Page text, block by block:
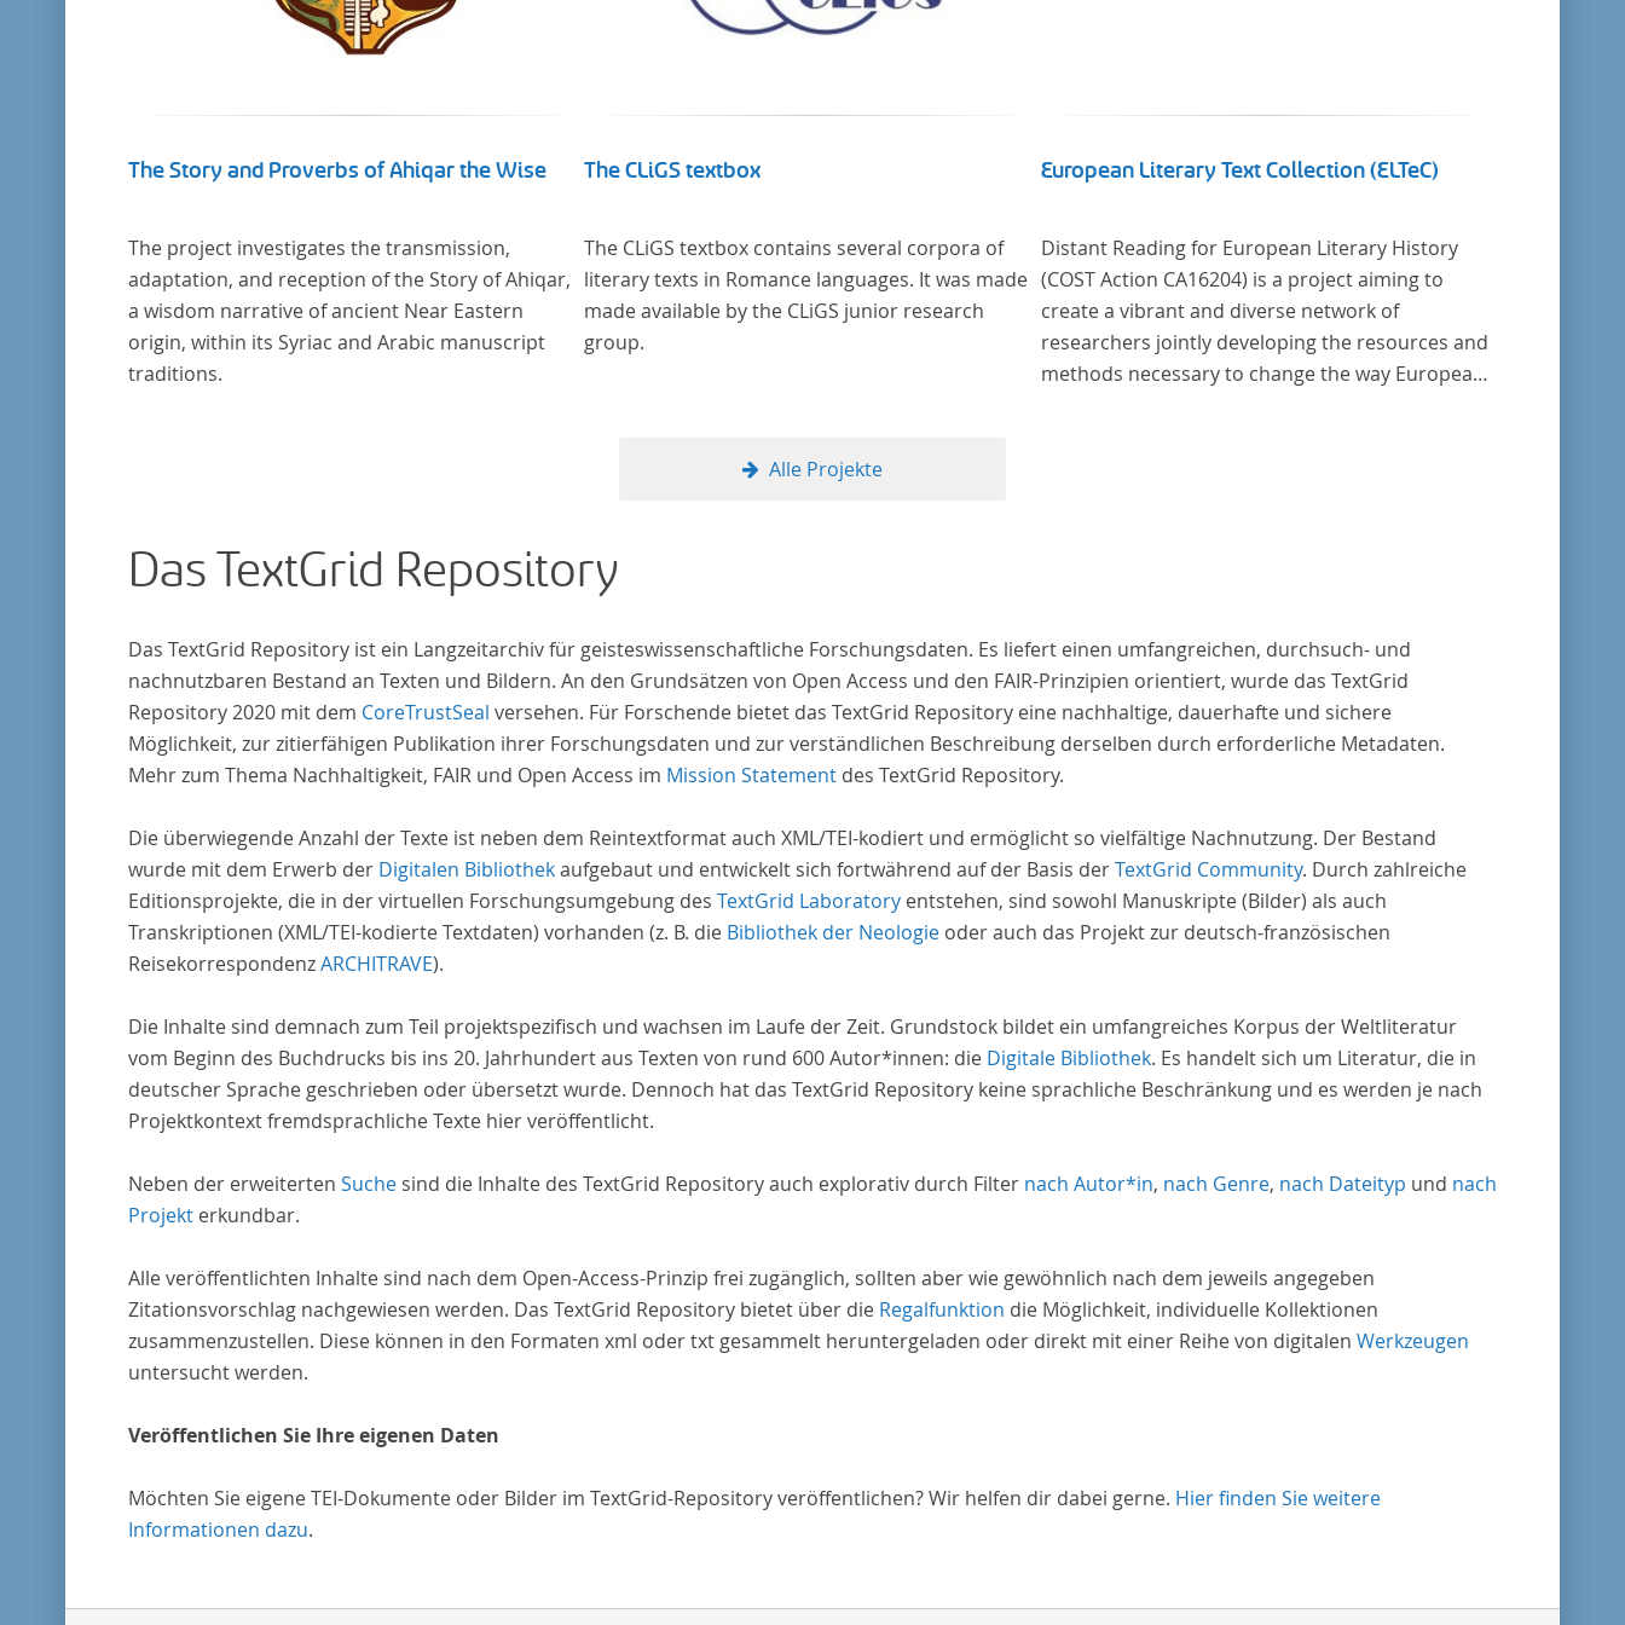
The Story and Proverbs of Ahiqar the Wise
The project investigates the transmission,
adaptation, and reception of the Story of Ahiqar,
a wisdom narrative of ancient Near Eastern
origin, within its Syriac and Arabic manuscript
traditions.
The CLiGS textbox
The CLiGS textbox contains several corpora of
literary texts in Romance languages. It was made
made available by the CLiGS junior research
group.
European Literary Text Collection (ELTeC)
Distant Reading for European Literary History
(COST Action CA16204) is a project aiming to
create a vibrant and diverse network of
researchers jointly developing the resources and
methods necessary to change the way European
insight into cross-national, large-scale patterns
and evolutions across European literary
traditions, the Action will facilitate the creation of
a broader, more inclusive and better-grounded
account of European literary history and cultural
Alle Projekte
Das TextGrid Repository
Das TextGrid Repository ist ein Langzeitarchiv für geisteswissenschaftliche Forschungsdaten. Es liefert einen umfangreichen, durchsuch- und
nachnutzbaren Bestand an Texten und Bildern. An den Grundsätzen von Open Access und den FAIR-Prinzipien orientiert, wurde das TextGrid
Repository 2020 mit dem CoreTrustSeal versehen. Für Forschende bietet das TextGrid Repository eine nachhaltige, dauerhafte und sichere
Möglichkeit, zur zitierfähigen Publikation ihrer Forschungsdaten und zur verständlichen Beschreibung derselben durch erforderliche Metadaten.
Mehr zum Thema Nachhaltigkeit, FAIR und Open Access im Mission Statementdes TextGrid Repository.
Die überwiegende Anzahl der Texte ist neben dem Reintextformat auch XML/TEI-kodiert und ermöglicht so vielfältige Nachnutzung. Der Bestand
wurde mit dem Erwerb der Digitalen Bibliothekaufgebaut und entwickelt sich fortwährend auf der Basis derTextGrid Community. Durch zahlreiche
Editionsprojekte, die in der virtuellen Forschungsumgebung des TextGrid Laboratoryentstehen, sind sowohl Manuskripte (Bilder) als auch
Transkriptionen (XML/TEI-kodierte Textdaten) vorhanden (z. B. die Bibliothek der Neologieoder auch das Projekt zur deutsch-französischen
ReisekorrespondenzARCHITRAVE).
Die Inhalte sind demnach zum Teil projektspezifisch und wachsen im Laufe der Zeit. Grundstock bildet ein umfangreiches Korpus der Weltliteratur
vom Beginn des Buchdrucks bis ins 20. Jahrhundert aus Texten von rund 600 Autor*innen: die Digitale Bibliothek. Es handelt sich um Literatur, die in
deutscher Sprache geschrieben oder übersetzt wurde. Dennoch hat das TextGrid Repository keine sprachliche Beschränkung und es werden je nach
Projektkontext fremdsprachliche Texte hier veröffentlicht.
Neben der erweiterten Suchesind die Inhalte des TextGrid Repository auch explorativ durch Filter nach Autor*in, nach Genre, nach Dateityp und nach
Projekterkundbar.
Alle veröffentlichten Inhalte sind nach dem Open-Access-Prinzip frei zugänglich, sollten aber wie gewöhnlich nach dem jeweils angegeben
Zitationsvorschlag nachgewiesen werden. Das TextGrid Repository bietet über die Regalfunktion die Möglichkeit, individuelle Kollektionen
zusammenzustellen. Diese können in den Formaten xml oder txt gesammelt heruntergeladen oder direkt mit einer Reihe von digitalen Werkzeugen
untersucht werden.
Veröffentlichen Sie Ihre eigenen Daten
Möchten Sie eigene TEI-Dokumente oder Bilder im TextGrid-Repository veröffentlichen? Wir helfen dir dabei gerne. Hier finden Sie weitere
Informationen dazu.